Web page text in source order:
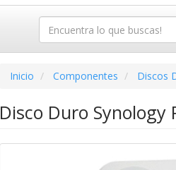
Inicio Componentes Discos
Disco Duro Synology